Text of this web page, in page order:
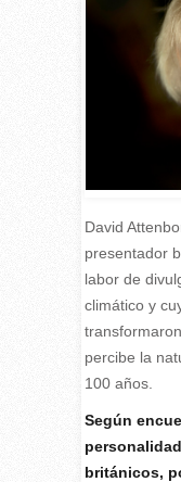
David
presentador
labor de
climático y
percibe la
100 años.
Según
británicos,